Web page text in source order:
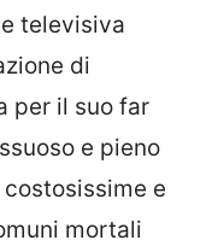
televisiva
di
per il suo far
e pieno
e
mortali